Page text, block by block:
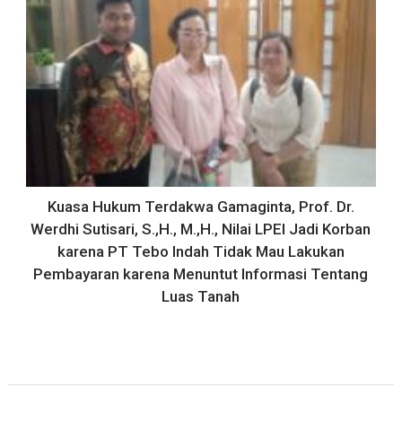
Kuasa Hukum Terdakwa Gamaginta, Prof. Dr.
Werdhi Sutisari, S.,H., M.,H., Nilai LPEI Jadi Korban
karena PT Tebo Indah Tidak Mau Lakukan
Pembayaran karena Menuntut Informasi Tentang
Luas Tanah